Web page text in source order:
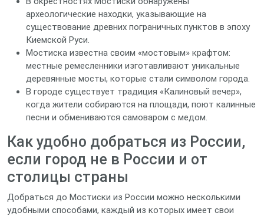
археологические находки, указывающие на
существование древних пограничных пунктов в эпоху
Киемской Руси.
Мостиска известна своим «мостовым» крафтом:
местные ремесленники изготавливают уникальные
деревянные мосты, которые стали символом города.
В городе существует традиция «Калиновый вечер»,
когда жители собираются на площади, поют калинные
песни и обмениваются самоваром с медом.
Как удобно добраться из России,
если город не в России и от
столицы страны
Добраться до Мостиски из России можно несколькими
удобными способами, каждый из которых имеет свои